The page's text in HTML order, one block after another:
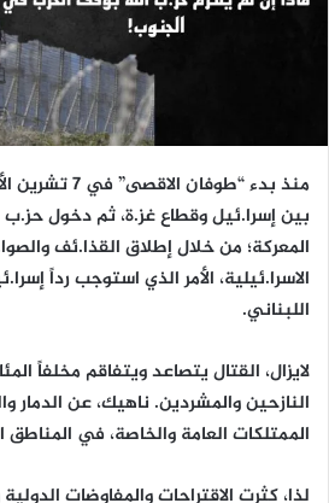
بين إسرا.ئيل وقطاع غز.ة، ثم دخول
المعركة؛ من خلال إطلاق القذا.ئف
الاسرا.ئيلية، الأمر الذي استوجب رداً
اللبناني.
لايزال، القتال يتصاعد ويتفاقم مخلفاً
النازحين والمشردين. ناهيك، عن الدمار
الممتلكات العامة والخاصة، في المناطق
لذا، كثرت الاقتراحات والمفاوضات